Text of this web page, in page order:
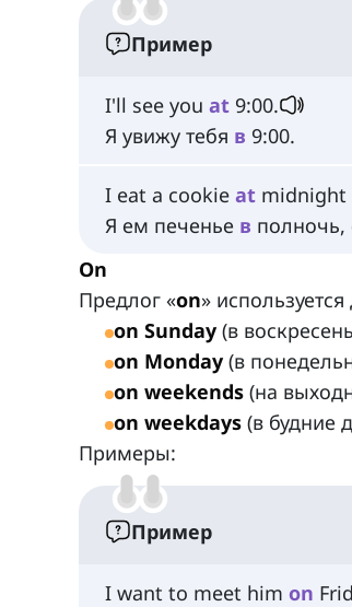
Пример
I'll see you at 9:00.
Я увижу тебя в 9:00.
I eat a cookie at midnight
Я ем печенье в полночь,
On
Предлог «on»
on Sunday (в
on Monday (в
on weekends (на
on weekdays (в будние
Примеры:
Пример
I want to meet him on